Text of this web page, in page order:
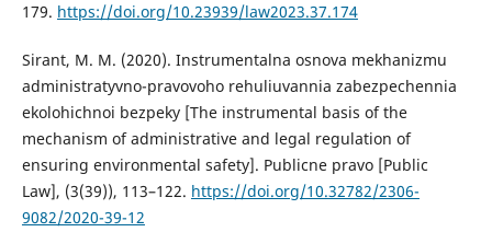
179. https://doi.org/10.23939/law2023.37.174
Sirant, M. M. (2020). Instrumentalna osnova mekhanizmu
administratyvno-pravovoho rehuliuvannia zabezpechennia
ekolohichnoi bezpeky [The instrumental basis of the
mechanism of administrative and legal regulation of
ensuring environmental safety]. Publicne pravo [Public
Law], (3(39)), 113–122. https://doi.org/10.32782/2306-
9082/2020-39-12